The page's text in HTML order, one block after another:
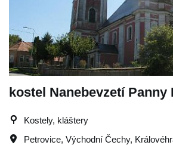
kostel Nanebevzetí Panny
Kostely, kláštery
Petrovice, Východní Čechy,